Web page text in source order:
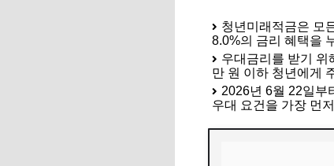
청년미래적금은 모
8.0%의 금리 혜택을
우대금리를 받기 위
만 원 이하 청년에게
2026년 6월 22일부
우대 요건을 가장 먼